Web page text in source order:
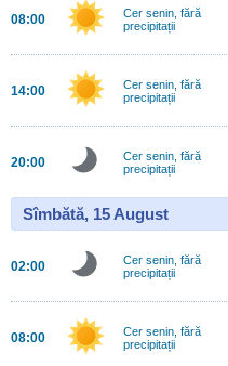
08:00
Cer senin, fără
precipitații
14:00
Cer senin, fără
precipitații
20:00
Cer senin, fără
precipitații
Sîmbătă, 15 August
02:00
Cer senin, fără
precipitații
08:00
Cer senin, fără
precipitații